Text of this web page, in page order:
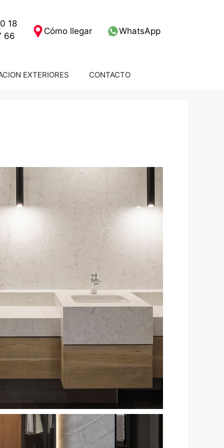
18
66
Cómo llegar WhatsApp
EXTERIORES CONTACTO